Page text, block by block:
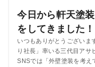
今日から軒天塗
をしてきました！
いつもありがとうございま
り社長」率いる三代目アサ
SNSでは「外壁塗装を考え